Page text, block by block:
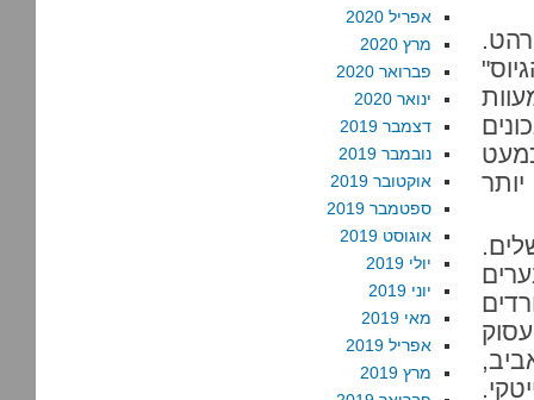
אפריל 2020
מרץ 2020
פברואר 2020
ינואר 2020
דצמבר 2019
נובמבר 2019
אוקטובר 2019
ספטמבר 2019
אוגוסט 2019
יולי 2019
יוני 2019
מאי 2019
אפריל 2019
מרץ 2019